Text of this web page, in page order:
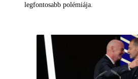
legfontosabb polémiája.